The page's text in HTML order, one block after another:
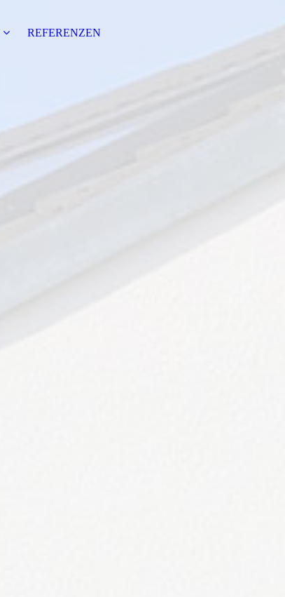
REFERENZEN